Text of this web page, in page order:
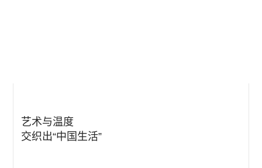
艺术与温度
交织出“中国生活”